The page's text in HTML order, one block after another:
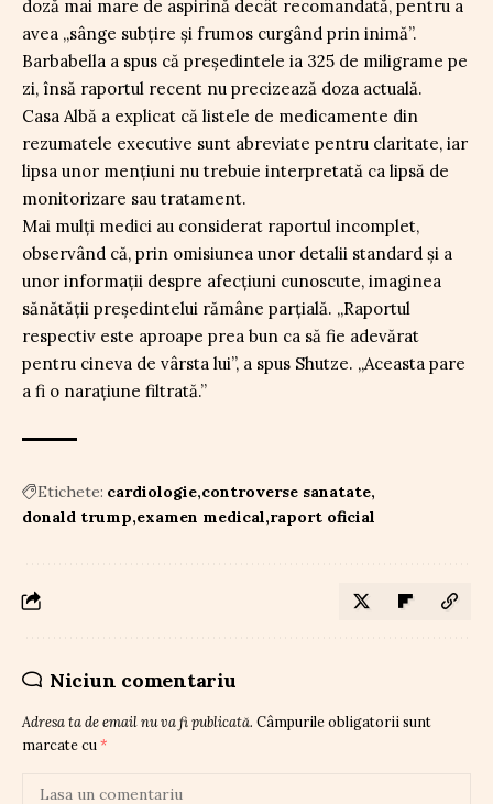
doză mai mare de aspirină decât recomandată, pentru a
avea „sânge subțire și frumos curgând prin inimă”.
Barbabella a spus că președintele ia 325 de miligrame pe
zi, însă raportul recent nu precizează doza actuală.
Casa Albă a explicat că listele de medicamente din
rezumatele executive sunt abreviate pentru claritate, iar
lipsa unor mențiuni nu trebuie interpretată ca lipsă de
monitorizare sau tratament.
Mai mulți medici au considerat raportul incomplet,
observând că, prin omisiunea unor detalii standard și a
unor informații despre afecțiuni cunoscute, imaginea
sănătății președintelui rămâne parțială. „Raportul
respectiv este aproape prea bun ca să fie adevărat
pentru cineva de vârsta lui”, a spus Shutze. „Aceasta pare
a fi o narațiune filtrată.”
Etichete: cardiologie controverse sanatate
donald trump examen medical raport oficial
Niciun comentariu
Adresa ta de email nu va fi publicată. Câmpurile obligatorii sunt
marcate cu *